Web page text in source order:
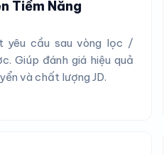
Tiềm Năng
yêu cầu sau vòng lọc /
Giúp đánh giá hiệu quả
và chất lượng JD.